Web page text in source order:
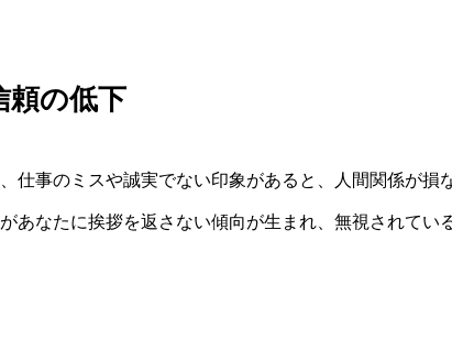
頼の低下
仕事のミスや誠実でない印象があると、人間関係が損
あなたに挨拶を返さない傾向が生まれ、無視されてい